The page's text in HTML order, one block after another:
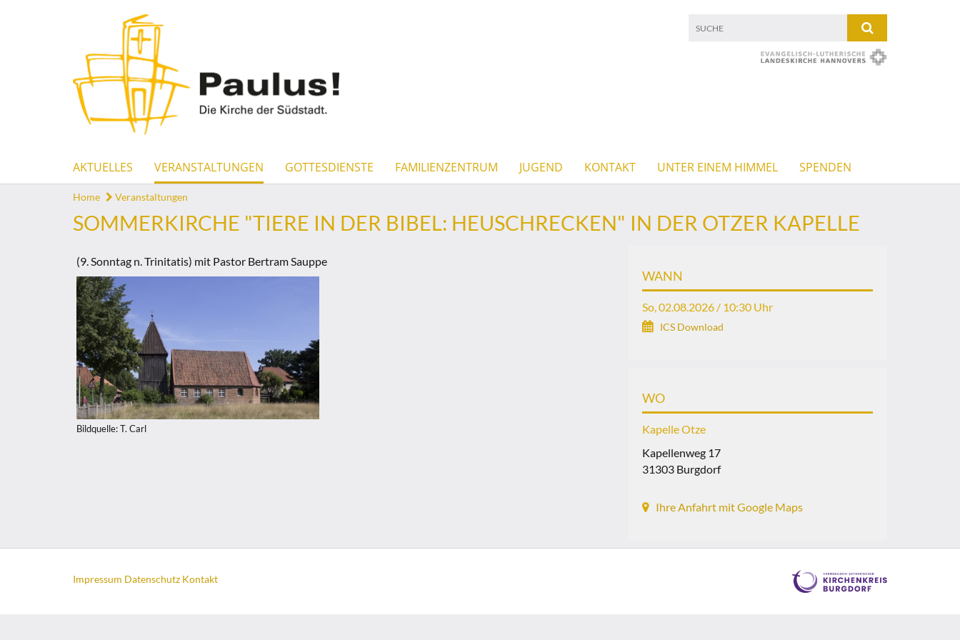
AKTUELLES VERANSTALTUNGEN GOTTESDIENSTE FAMILIENZENTRUM JUGEND KONTAKT UNTER EINEM HIMMEL SPENDEN
Home Veranstaltungen
SOMMERKIRCHE "TIERE IN DER BIBEL: HEUSCHRECKEN" IN DER OTZER KAPELLE
(9. Sonntag n. Trinitatis) mit Pastor Bertram Sauppe
Bildquelle: T. Carl
WANN
So, 02.08.2026 / 10:30 Uhr
ICS Download
WO
Kapelle Otze
Kapellenweg 17
31303 Burgdorf
Ihre Anfahrt mit Google Maps
Impressum Datenschutz Kontakt